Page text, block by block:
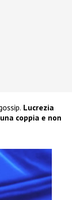
Lucrezia
coppia e non